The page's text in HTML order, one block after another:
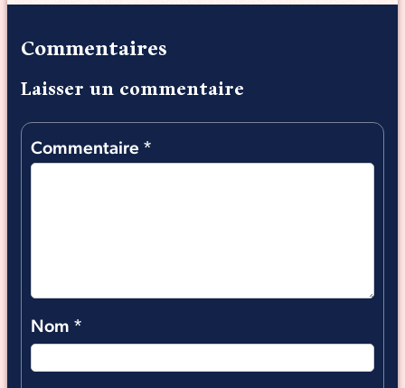
Commentaires
Laisser un commentaire
Commentaire *
Nom *